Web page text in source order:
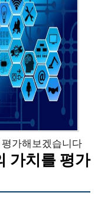
가해보겠습니다
가치를 평가